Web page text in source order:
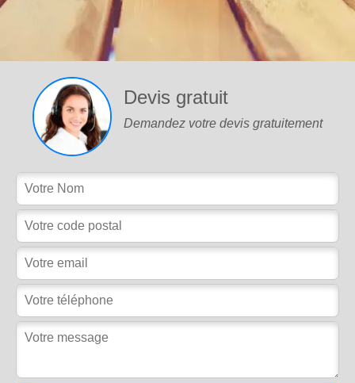
Devis gratuit
Demandez votre devis gratuitement